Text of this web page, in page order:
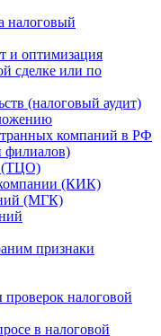
налоговый
и оптимизация
сделке или по
(налоговый аудит)
компаний в РФ
филиалов)
(ТЦО)
(КИК)
(МГК)
признаки
налоговой
в налоговой